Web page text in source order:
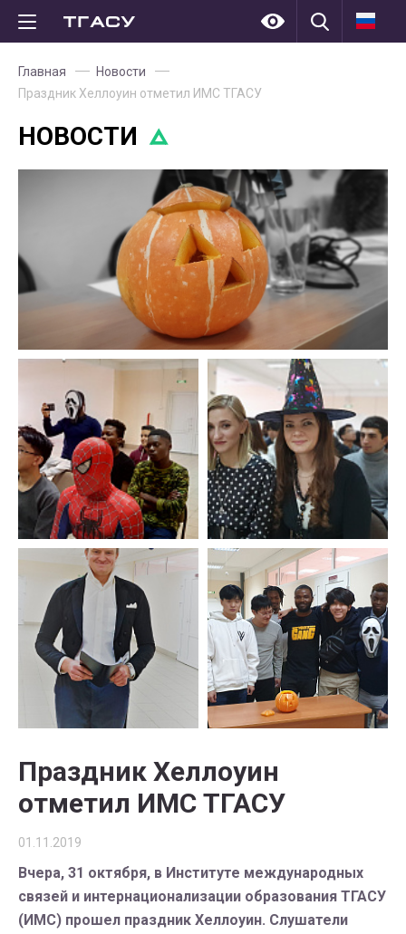
Главная
Новости
Праздник Хеллоуин отметил ИМС ТГАСУ
НОВОСТИ
Праздник Хеллоуин
отметил ИМС ТГАСУ
01.11.2019
Вчера, 31 октября, в Институте международных
связей и интернационализации образования ТГАСУ
(ИМС) прошел праздник Хеллоуин. Слушатели